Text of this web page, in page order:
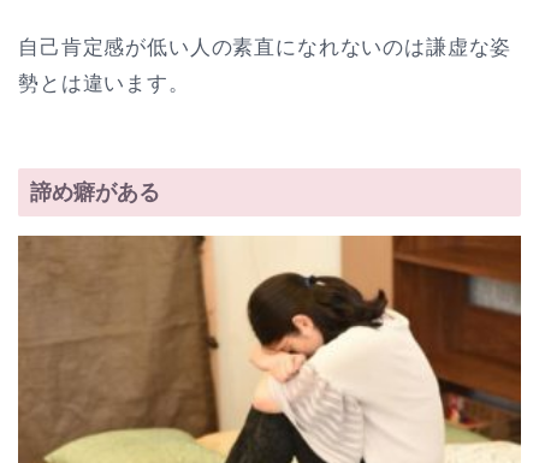
自己肯定感が低い人の素直になれないのは謙虚な姿
勢とは違います。
諦め癖がある